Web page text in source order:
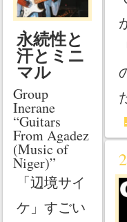
永続性と
汗とミニ
マル
Group
Inerane
“Guitars
From Agadez
(Music of
Niger)”
「辺境サイ
ケ」すごい